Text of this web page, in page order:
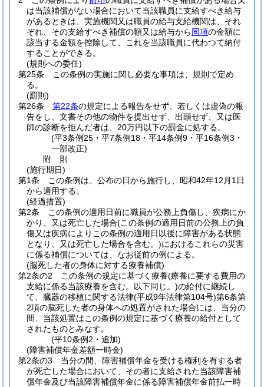
は当該補償がない場合において当該職員に支給すべき給与
があるときは、実施機関又は職員の給与支給機関は、それ
ぞれ、その支給すべき補償の額又は給与から同項の金額に
該当する金額を控除して、これを当該職員に代わつて納付
することができる。
(規則への委任)
第25条
この条例の実施に関し必要な事項は、規則で定め
る。
(罰則)
第26条
第22条の規定による報告をせず、若しくは虚偽の報
告をし、文書その他の物件を提出せず、出頭せず、又は医
師の診断を拒んだ者は、20万円以下の罰金に処する。
(平3条例25・平7条例18・平14条例9・平16条例3・
一部改正)
附 則
(施行期日)
第1条
この条例は、公布の日から施行し、昭和42年12月1日
から適用する。
(経過措置)
第2条
この条例の適用日前に職員が公務上負傷し、疾病にか
かり、又は死亡した場合(この条例の適用日前の公務上の負
傷又は疾病によりこの条例の適用日以後に障害がある状態
となり、又は死亡した場合を含む。)におけるこれらの災害
に係る補償については、なお従前の例による。
(脳死した者の身体に対する療養補償)
第2条の2
この条例の規定に基づく療養(療養に要する費用の
支給に係る当該療養を含む。以下同じ。)の給付に継続し
て、臓器の移植に関する法律(平成9年法律第104号)第6条第
2項の脳死した者の身体への処置がされた場合には、当分の
間、当該処置はこの条例の規定に基づく療養の給付として
されたものとみなす。
(平10条例2・追加)
(障害補償年金差額一時金)
第2条の3
当分の間、障害補償年金を受ける権利を有する者
が死亡した場合において、その者に支給された当該障害補
償年金及び当該障害補償年金に係る障害補償年金前払一時